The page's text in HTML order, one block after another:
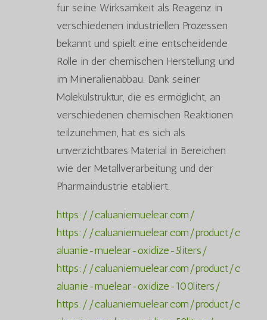
für seine Wirksamkeit als Reagenz in
verschiedenen industriellen Prozessen
bekannt und spielt eine entscheidende
Rolle in der chemischen Herstellung und
im Mineralienabbau. Dank seiner
Molekülstruktur, die es ermöglicht, an
verschiedenen chemischen Reaktionen
teilzunehmen, hat es sich als
unverzichtbares Material in Bereichen
wie der Metallverarbeitung und der
Pharmaindustrie etabliert.
https://caluaniemuelear.com/
https://caluaniemuelear.com/product/c
aluanie-muelear-oxidize-5liters/
https://caluaniemuelear.com/product/c
aluanie-muelear-oxidize-100liters/
https://caluaniemuelear.com/product/c